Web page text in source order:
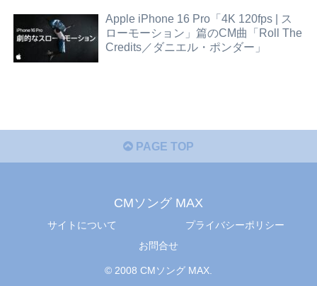
Apple iPhone 16 Pro「4K 120fps | ス
ローモーション」篇のCM曲「Roll The
Credits／ダニエル・ポンダー」
PAGE TOP
CMソング MAX
サイトについて
プライバシーポリシー
お問合せ
© 2008 CMソング MAX.